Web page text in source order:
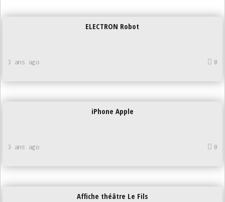
ELECTRON Robot
0
3 ans ago
iPhone Apple
0
3 ans ago
Affiche théâtre Le Fils